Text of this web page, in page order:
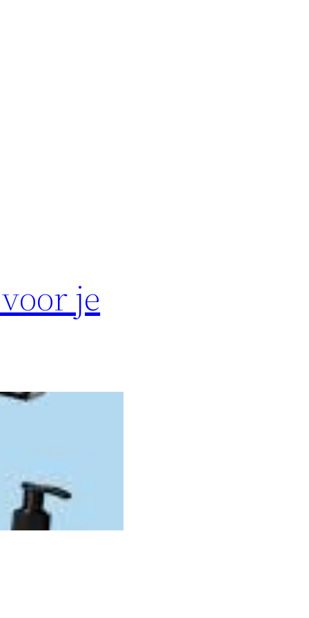
je